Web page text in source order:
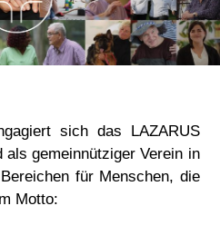
sich das LAZARUS
als gemeinnütziger Verein in
für Menschen, die
Motto: